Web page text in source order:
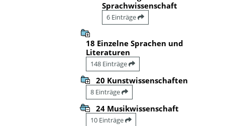
Sprachwissenschaft
6 Einträge
18 Einzelne Sprachen und
Literaturen
148 Einträge
20 Kunstwissenschaften
8 Einträge
24 Musikwissenschaft
10 Einträge